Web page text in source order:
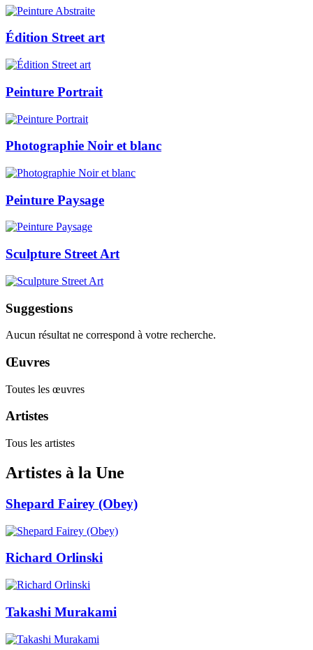
Édition Street art
Peinture Portrait
Photographie Noir et blanc
Peinture Paysage
Sculpture Street Art
Suggestions
Aucun résultat ne correspond à votre recherche.
Œuvres
Toutes les œuvres
Artistes
Tous les artistes
Artistes à la Une
Shepard Fairey (Obey)
Richard Orlinski
Takashi Murakami